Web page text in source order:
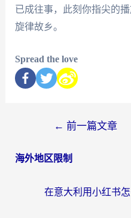
已成往事，此刻你指尖的
旋律故乡。
Spread the love
← 前一篇文章
海外地区限制